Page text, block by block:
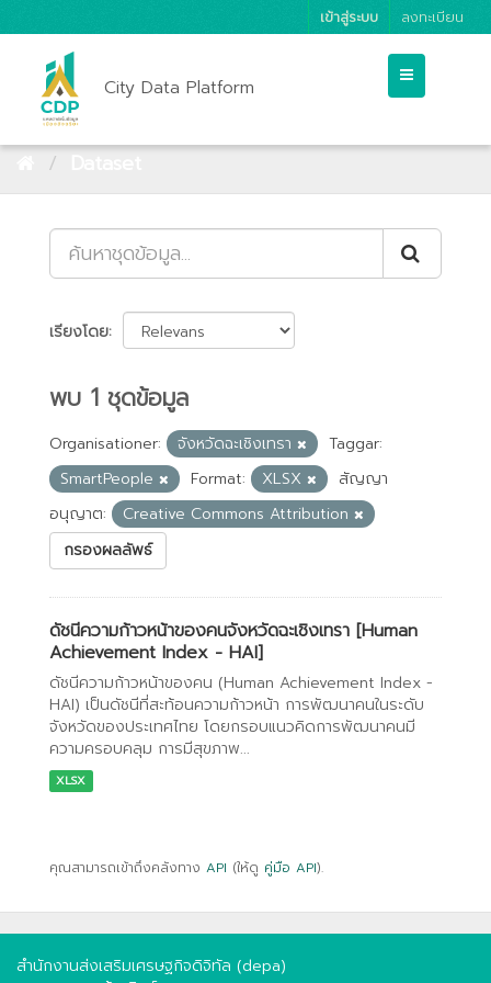
เข้าสู่ระบบ ลงทะเบียน
City Data Platform
เรียงโดย
พบ 1 ชุดข้อมูล
Organisationer: จังหวัดฉะเชิงเทรา
Taggar:
SmartPeople
Format: XLSX
สัญญา
อนุญาต:
Creative Commons Attribution
กรองผลลัพธ์
ดัชนีความก้าวหน้าของคนจังหวัดฉะเชิงเทรา [Human
Achievement Index - HAI]
ดัชนีความก้าวหน้าของคน (Human Achievement Index -
HAI) เป็นดัชนีที่สะท้อนความก้าวหน้า การพัฒนาคนในระดับ
จังหวัดของประเทศไทย โดยกรอบแนวคิดการพัฒนาคนมี
ความครอบคลุม การมีสุขภาพ...
XLSX
คุณสามารถเข้าถึงคลังทาง API (ให้ดู คู่มือ API).
สำนักงานส่งเสริมเศรษฐกิจดิจิทัล (depa)